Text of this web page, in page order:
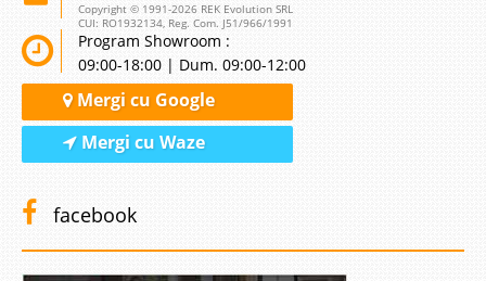
Copyright © 1991-2026 REK Evolution SRL
CUI: RO1932134, Reg. Com. J51/966/1991
Program Showroom :
09:00-18:00 | Dum. 09:00-12:00
Mergi cu Google
Mergi cu Waze
facebook